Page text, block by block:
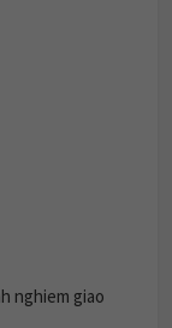
nghiem giao